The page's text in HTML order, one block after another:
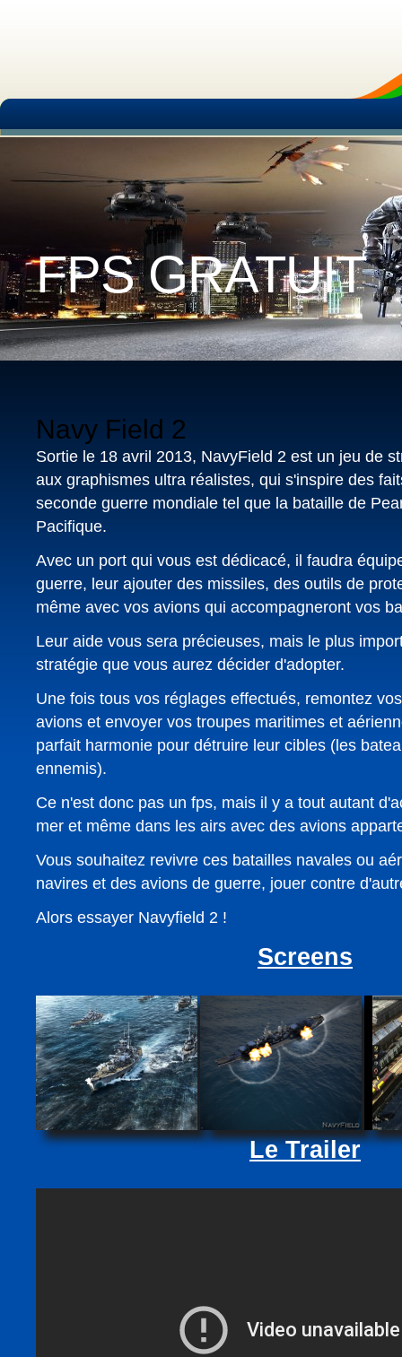
FPS GRATUIT
Navy Field 2
Sortie le 18 avril 2013, NavyField 2 est un jeu de
aux graphismes ultra réalistes, qui s'inspire des
seconde guerre mondiale tel que la bataille de
Pacifique.
Avec un port qui vous est dédicacé, il faudra
guerre, leur ajouter des missiles, des outils de
même avec vos avions qui accompagneront vos
Leur aide vous sera précieuses, mais le plus
stratégie que vous aurez décider d'adopter.
Une fois tous vos réglages effectués, remontez
avions et envoyer vos troupes maritimes et
parfait harmonie pour détruire leur cibles (les
ennemis).
Ce n'est donc pas un fps, mais il y a tout autant
mer et même dans les airs avec des avions
Vous souhaitez revivre ces batailles navales ou
navires et des avions de guerre, jouer contre
Alors essayer Navyfield 2 !
Screens
Le Trailer